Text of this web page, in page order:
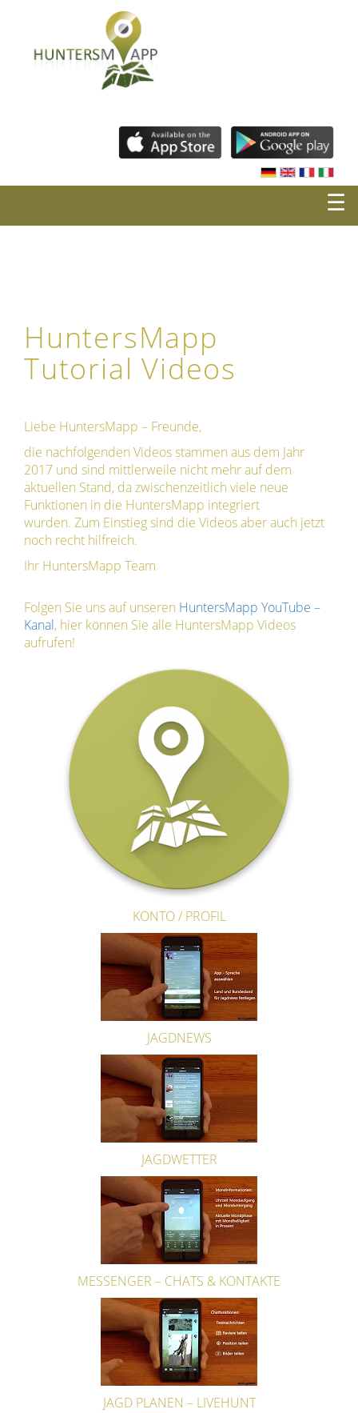
☰
HuntersMapp
Tutorial Videos
Liebe HuntersMapp – Freunde,
die nachfolgenden Videos stammen aus dem Jahr
2017 und sind mittlerweile nicht mehr auf dem
aktuellen Stand, da zwischenzeitlich viele neue
Funktionen in die HuntersMapp integriert
wurden. Zum Einstieg sind die Videos aber auch jetzt
noch recht hilfreich.
Ihr HuntersMapp Team
Folgen Sie uns auf unseren HuntersMapp YouTube –
Kanal, hier können Sie alle HuntersMapp Videos
aufrufen!
KONTO / PROFIL
JAGDNEWS
JAGDWETTER
MESSENGER – CHATS & KONTAKTE
JAGD PLANEN – LIVEHUNT